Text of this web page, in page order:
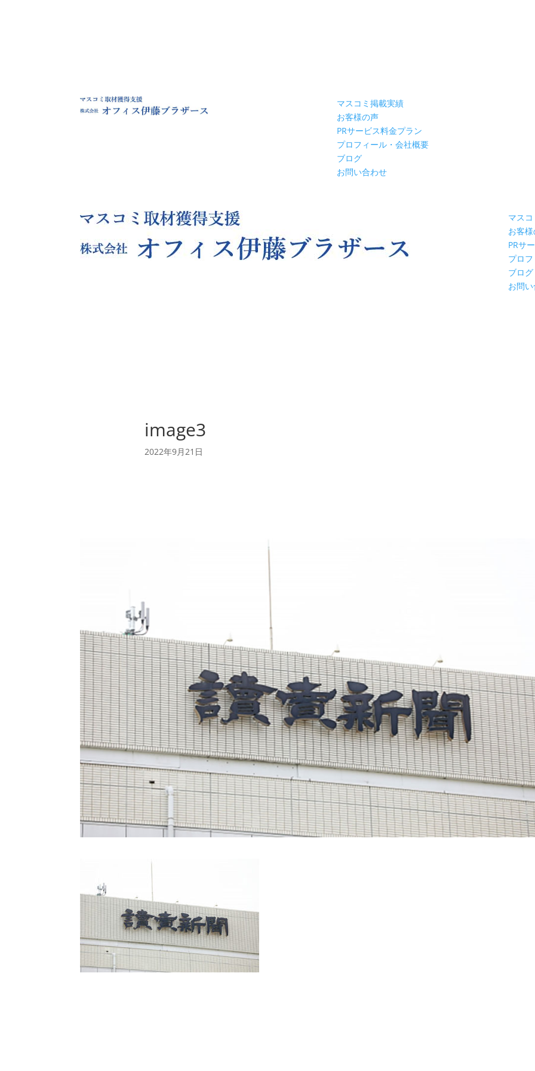
マスコミ掲載実績
お客様の声
PRサービス料金プラン
プロフィール・会社概要
ブログ
お問い合わせ
マス
お客
PRサ
プロ
ブログ
お問
image3
2022年9月21日